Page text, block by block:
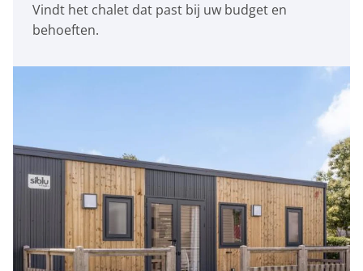
Hoe lang duurt het voordat mijn chalet wordt
opgeleverd?
Vindt het chalet dat past bij uw budget en
behoeften.